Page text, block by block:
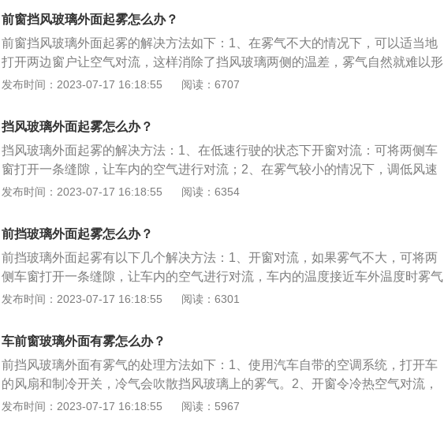
后，使用内循环，同时调整出风口为吹玻璃，车内的雾气就可以马上清除干净。
3、打开暖气：把开关调整到暖风位置，同时把风量调大，同样需要调整出风口
为吹玻璃，就可以把车内的温度提高，把空气吹干。
前窗挡风玻璃外面起雾怎么办？
前窗挡风玻璃外面起雾的解决方法如下：1、在雾气不大的情况下，可以适当地
打开两边窗户让空气对流，这样消除了挡风玻璃两侧的温差，雾气自然就难以形
成。2、打开空调冷风，能够在很短的时间内消除雾气。3、使用除雾剂，除雾剂
水雾的凝结。但是这种保护膜的有效期很短，需要长期重复地喷才能保持效果。
发布时间：2023-07-17 16:18:55 阅读：6707
挡风玻璃外面起雾怎么办？
挡风玻璃外面起雾的解决方法：1、在低速行驶的状态下开窗对流：可将两侧车
窗打开一条缝隙，让车内的空气进行对流；2、在雾气较小的情况下，调低风速
打开外循环：将风量调至全吹玻璃的一挡；3、借助洗涤剂或玻璃水除雾：用布
会消失。挡风玻璃外面起雾的原因是：车内和车外有温差，驾驶室内温度低于室
外温度，造成驾驶室外的水汽凝结在挡风玻璃外面形成水雾。
发布时间：2023-07-17 16:18:55 阅读：6354
前挡玻璃外面起雾怎么办？
前挡玻璃外面起雾有以下几个解决方法：1、开窗对流，如果雾气不大，可将两
侧车窗打开一条缝隙，让车内的空气进行对流，车内的温度接近车外温度时雾气
就会散去，但是这种方法只适用于汽车低速行驶的状态；2、调低风速打开外循
雾气较小的情况；3、勾兑防雾剂洗涤灵和水比例在1：10左右，用布蘸着涂抹一
玻璃上即可，不仅除雾时间短，花费也少，如果没有洗涤剂也可以借助玻璃水除
雾；4、雾大时开窗对流或者用雨刷都不管用的情况下，把空调温度调至暖风，
调高温度，旋转空调方向至全吹玻璃，很快雾气就会消失，效果非常明显。
发布时间：2023-07-17 16:18:55 阅读：6301
车前窗玻璃外面有雾怎么办？
前挡风玻璃外面有雾气的处理方法如下：1、使用汽车自带的空调系统，打开车
的风扇和制冷开关，冷气会吹散挡风玻璃上的雾气。2、开窗令冷热空气对流，
将两侧车窗打一条缝隙，使车内的空气进行对流，车内的温度接近车外温度，雾
发布时间：2023-07-17 16:18:55 阅读：5967